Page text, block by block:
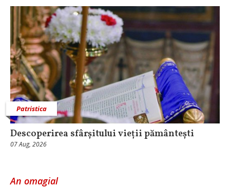
Patristica
Descoperirea sfârșitului vieții pământești
07 Aug, 2026
An omagial